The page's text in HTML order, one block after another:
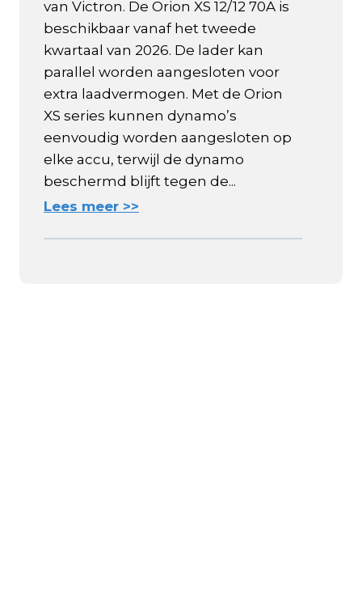
van Victron. De Orion XS 12/12 70A is
beschikbaar vanaf het tweede
kwartaal van 2026. De lader kan
parallel worden aangesloten voor
extra laadvermogen. Met de Orion
XS series kunnen dynamo’s
eenvoudig worden aangesloten op
elke accu, terwijl de dynamo
beschermd blijft tegen de...
Lees meer >>